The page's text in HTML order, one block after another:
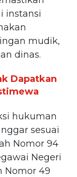
instansi
mudik,
dinas.
Dapatkan
hukuman
sesuai
Nomor 94
Negeri
Nomor 49